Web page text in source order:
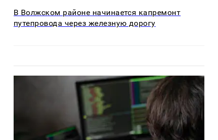
В Волжском районе начинается капремонт
путепровода через железную дорогу